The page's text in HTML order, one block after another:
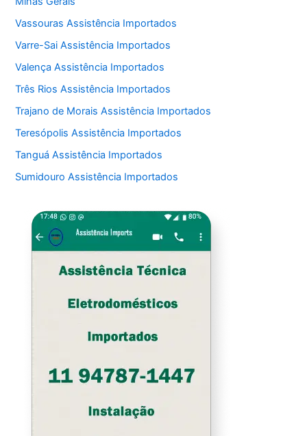
Vassouras Assistência Importados
Varre-Sai Assistência Importados
Valença Assistência Importados
Três Rios Assistência Importados
Trajano de Morais Assistência Importados
Teresópolis Assistência Importados
Tanguá Assistência Importados
Sumidouro Assistência Importados